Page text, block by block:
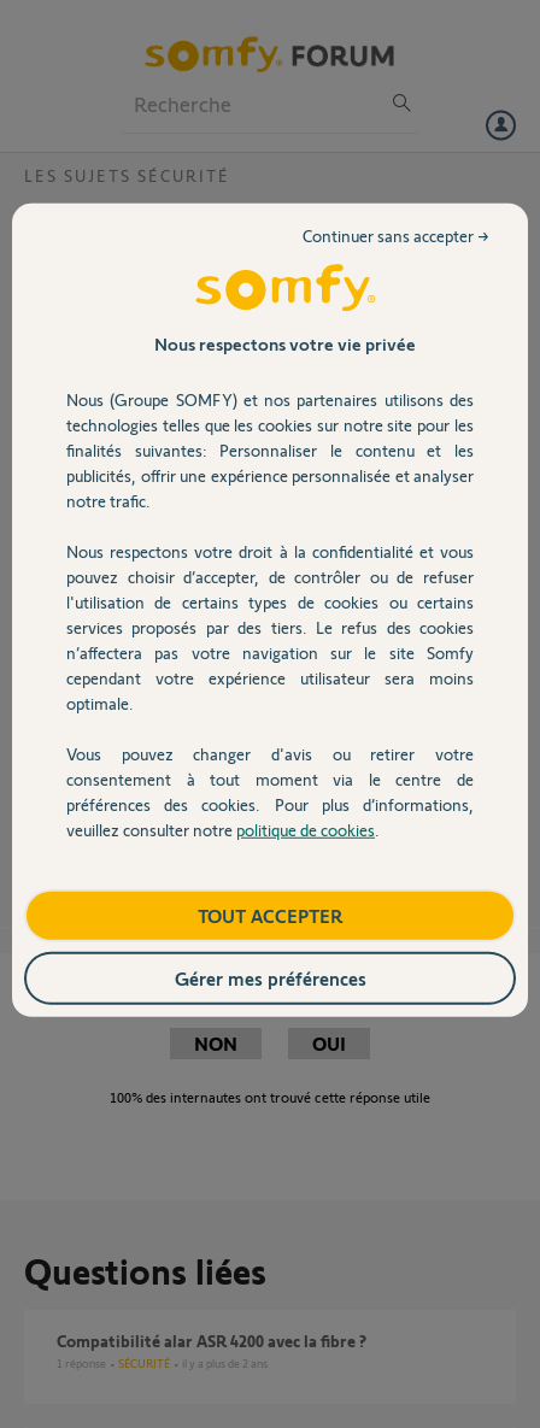
Volet
Sécurité
Domotique
Chauffage
Autres produits
Devis avec un pro
Contact
LES SUJETS SÉCURITÉ
compatibilité ASR4200 et protexiom
detecteurs de présence
d'une alarme ASR4200
sont compatibles avec une centrale protexiom 500 ou 600 GSM ?
il y a environ 12 ans
Participer au fil de discussion
les détecteurs d'ouvertures, de présences ainsi que les télécommandes de
l'ASR 4200 sont compatibles avec une centrale Protexiom 500 ou 600
GSm.
Cette réponse vous a-t-elle aidé ?
NON OUI
100% des internautes ont trouvé cette réponse utile
Questions liées
compatibilité alar ASR 4200 avec la fibre ?
1 réponse SÉCURITÉ il y a plus de 2 ans
Nous respectons votre vie privée
Nous (Groupe SOMFY) et nos partenaires utilisons des
technologies telles que les cookies sur notre site pour les
finalités suivantes: Personnaliser le contenu et les
publicités, offrir une expérience personnalisée et analyser
notre trafic.
Nous respectons votre droit à la confidentialité et vous
pouvez choisir d’accepter, de contrôler ou de refuser
l'utilisation de certains types de cookies ou certains
services proposés par des tiers. Le refus des cookies
n’affectera pas votre navigation sur le site Somfy
cependant votre expérience utilisateur sera moins
optimale.
Vous pouvez changer d'avis ou retirer votre
consentement à tout moment via le centre de
préférences des cookies. Pour plus d’informations,
veuillez consulter notre politique de cookies
Continuer sans accepter →
TOUT ACCEPTER
Gérer mes préférences